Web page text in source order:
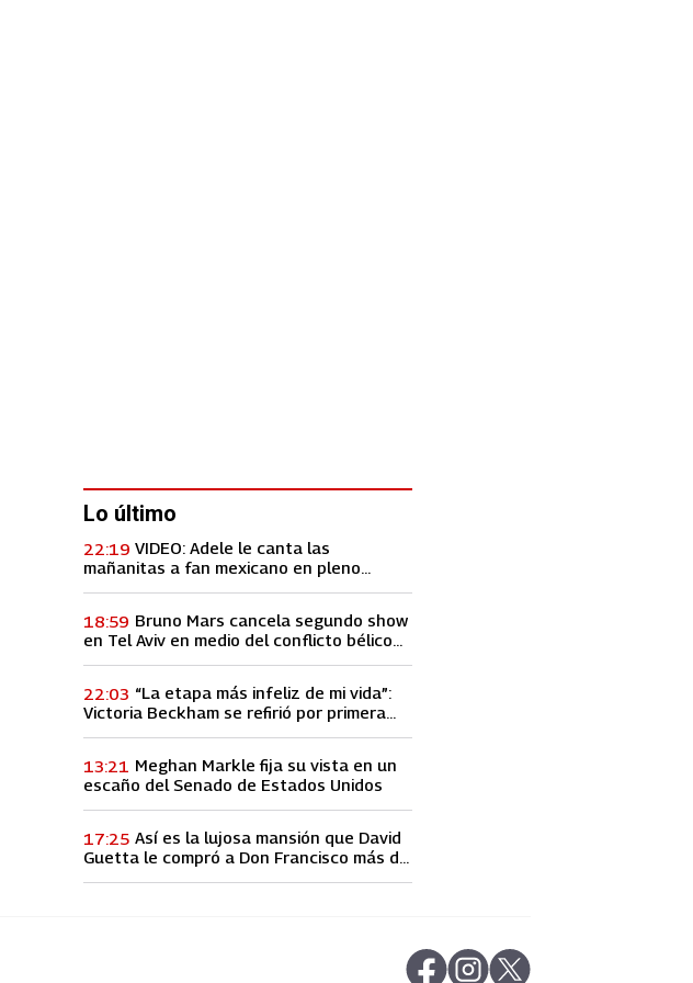
Lo último
VIDEO: Adele le canta las
mañanitas a fan mexicano en pleno
22:19
Bruno Mars cancela segundo show
en Tel Aviv en medio del conflicto bélico
18:59
“La etapa más infeliz de mi vida”:
Victoria Beckham se refirió por primera
22:03
Meghan Markle fija su vista en un
escaño del Senado de Estados Unidos
13:21
Así es la lujosa mansión que David
Guetta le compró a Don Francisco más de
17:25
abre en nueva pestaña
abre en nueva pestaña